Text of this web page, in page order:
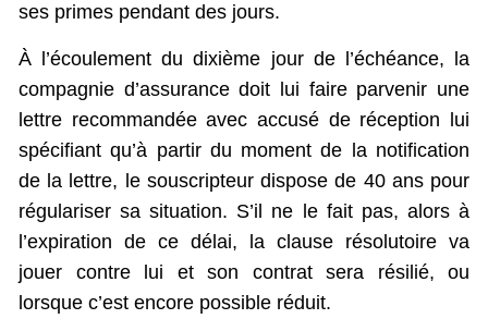
ses primes pendant des jours.
À l’écoulement du dixième jour de l’échéance, la
compagnie d’assurance doit lui faire parvenir une
lettre recommandée avec accusé de réception lui
spécifiant qu’à partir du moment de la notification
de la lettre, le souscripteur dispose de 40 ans pour
régulariser sa situation. S’il ne le fait pas, alors à
l’expiration de ce délai, la clause résolutoire va
jouer contre lui et son contrat sera résilié, ou
lorsque c’est encore possible réduit.